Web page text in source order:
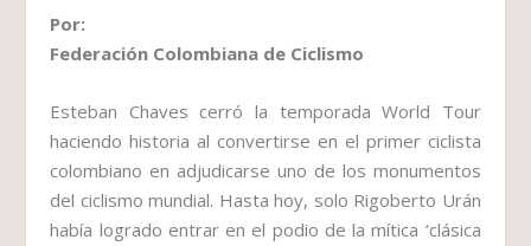
Por:
Federación Colombiana de Ciclismo
Esteban Chaves cerró la temporada World Tour
haciendo historia al convertirse en el primer ciclista
colombiano en adjudicarse uno de los monumentos
del ciclismo mundial. Hasta hoy, solo Rigoberto Urán
había logrado entrar en el podio de la mítica ‘clásica